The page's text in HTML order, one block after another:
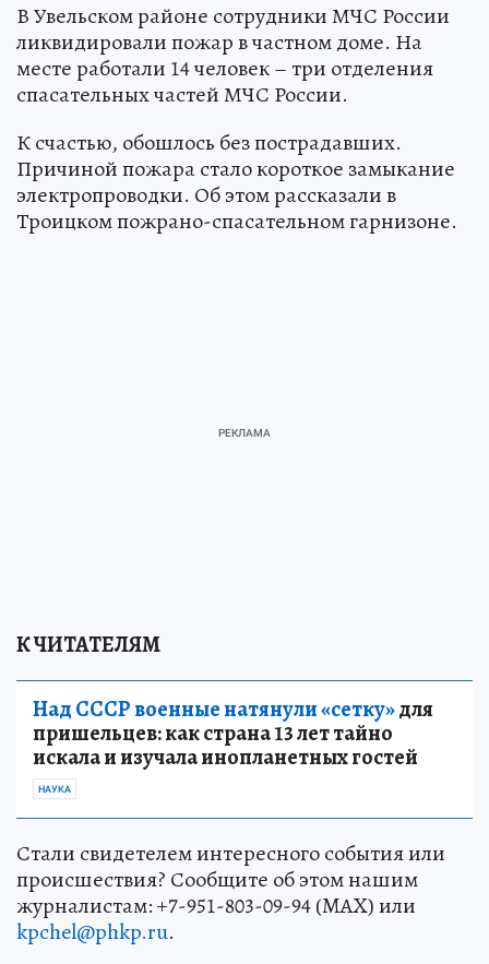
В Увельском районе сотрудники МЧС России
ликвидировали пожар в частном доме. На
месте работали 14 человек – три отделения
спасательных частей МЧС России.
К счастью, обошлось без пострадавших.
Причиной пожара стало короткое замыкание
электропроводки. Об этом рассказали в
Троицком пожрано-спасательном гарнизоне.
К ЧИТАТЕЛЯМ
Над СССР военные натянули «сетку»для
пришельцев: как страна 13 лет тайно
искала и изучала инопланетных гостей
НАУКА
Стали свидетелем интересного события или
происшествия? Сообщите об этом нашим
журналистам: +7-951-803-09-94 (MAX) или
kpchel@phkp.ru.